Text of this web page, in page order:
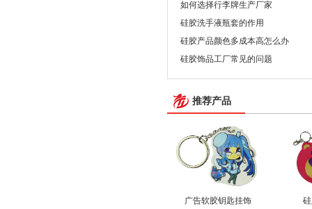
如何选择行李牌生产厂家
硅胶洗手液瓶套的作用
硅胶产品颜色多成本高怎么办
硅胶饰品工厂常见的问题
推荐产品
广告软胶钥匙挂饰